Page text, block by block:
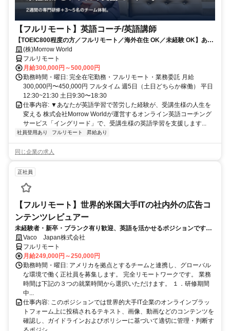
【フルリモート】英語コーチ/英語講師
【TOEIC800程度の方／フルリモート／海外在住 OK／未経験 OK】あな
たが英語学習で経験した失敗も成功も。すべてが、受講生の人生を変え
るお仕事です。
(株)Morrow World
フルリモート
月給300,000円～500,000円
勤務時間・曜日: 完全在宅勤務・フルリモート・業務委託 月給
300,000円〜450,000円 フルタイム 週5日（土日どちらか稼働） 平日
12:30~21:30 土日9:30〜18:30
仕事内容: ▼あなたが英語学習で苦労した経験が、受講生様の人生を
変える 株式会社Morrow Worldが運営するオンライン英語コーチング
サービス「イングリード」で、受講生様の英語学習を支援します...
社員登用あり フルリモート 昇給あり
同じ企業の求人
正社員
【フルリモート】世界的米国大手ITの社内外の広告コ
ンテンツレビュアー
未経験者・新卒・ブランク有り歓迎、英語を活かせるポジションです。
完全リモート
Vaco Japan株式会社
フルリモート
月給249,000円～250,000円
勤務時間・曜日: アメリカを拠点とするチームと連携し、グローバル
な環境で働く正社員を募集します。 完全リモートワークです。 業務
時間は下記の３つの就業時間から選択いただけます。 １．研修期間
中...
仕事内容: このポジションでは世界的大手IT企業のオンラインプラッ
トフォーム上に投稿されるテキスト、画像、動画などのコンテンツを
確認し、ガイドラインおよびポリシーに基づいて適切に管理・判断す